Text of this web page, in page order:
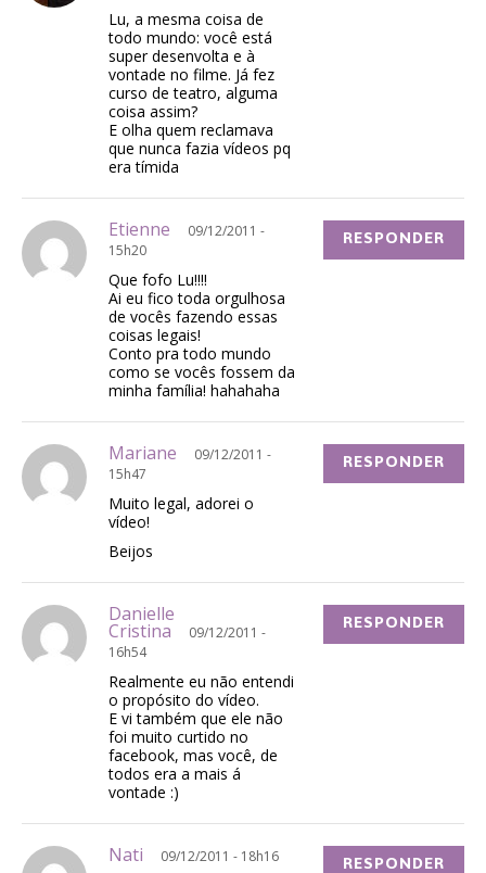
Lu, a mesma coisa de
todo mundo: você está
super desenvolta e à
vontade no filme. Já fez
curso de teatro, alguma
coisa assim?
E olha quem reclamava
que nunca fazia vídeos pq
era tímida
Etienne
09/12/2011 -
15h20
Que fofo Lu!!!!
Ai eu fico toda orgulhosa
de vocês fazendo essas
coisas legais!
Conto pra todo mundo
como se vocês fossem da
minha família! hahahaha
RESPONDER
Mariane
09/12/2011 -
15h47
Muito legal, adorei o
vídeo!
Beijos
RESPONDER
Danielle
Cristina
09/12/2011 -
16h54
Realmente eu não entendi
o propósito do vídeo.
E vi também que ele não
foi muito curtido no
facebook, mas você, de
todos era a mais á
vontade :)
RESPONDER
Nati 09/12/2011 - 18h16 RESPONDER